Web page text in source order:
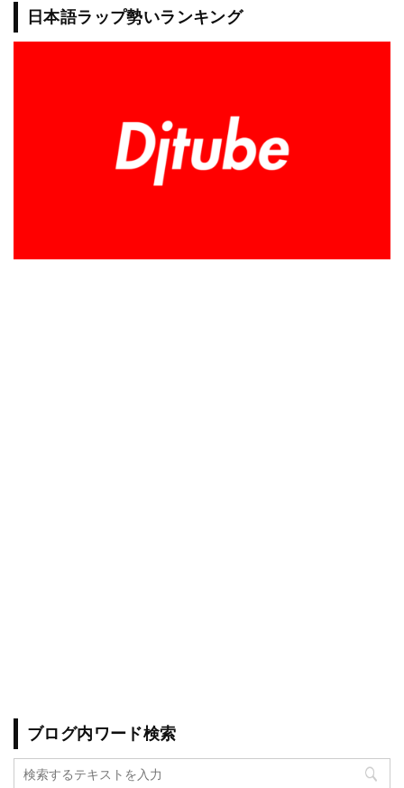
日本語ラップ勢いランキング
ブログ内ワード検索